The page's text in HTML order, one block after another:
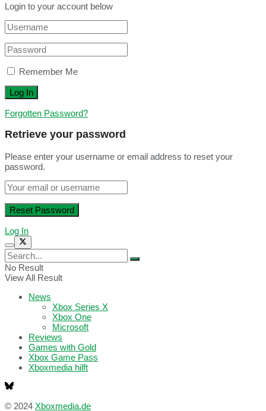
Login to your account below
Remember Me
Forgotten Password?
Retrieve your password
Please enter your username or email address to reset your
password.
Log In
No Result
View All Result
News
Xbox Series X
Xbox One
Microsoft
Reviews
Games with Gold
Xbox Game Pass
Xboxmedia hilft
© 2024 Xboxmedia.de